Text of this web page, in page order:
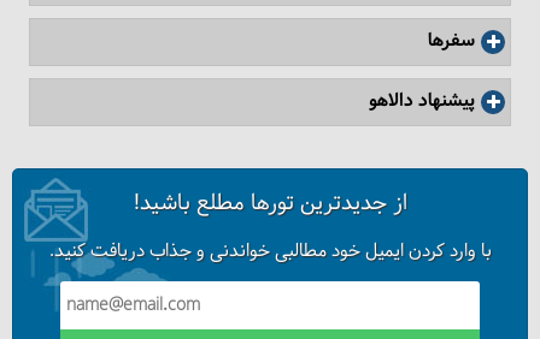
خانقاه و مجموعه بقعه شیخ صفی‌الدین در اردبیل
سفرها
پیشنهاد دالاهو
از جدیدترین تورها مطلع باشید!
با وارد کردن ایمیل خود مطالبی خواندنی و جذاب دریافت کنید.